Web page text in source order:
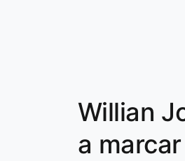
Willian
a marcar